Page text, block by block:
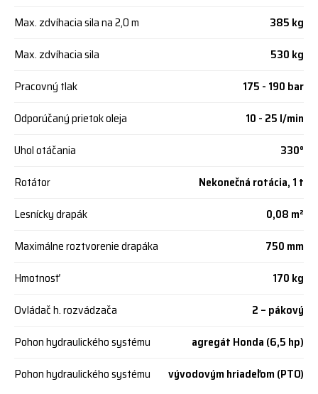
Max. zdvíhacia sila na 2,0 m
385 kg
Max. zdvíhacia sila
530 kg
Pracovný tlak
175 - 190 bar
Odporúčaný prietok oleja
10 - 25 l/min
Uhol otáčania
330°
Rotátor
Nekonečná rotácia, 1 t
Lesnícky drapák
0,08 m²
Maximálne roztvorenie drapáka
750 mm
Hmotnosť
170 kg
Ovládač h. rozvádzača
2 – pákový
Pohon hydraulického systému
agregát Honda (6,5 hp)
Pohon hydraulického systému
vývodovým hriadeľom (PTO)